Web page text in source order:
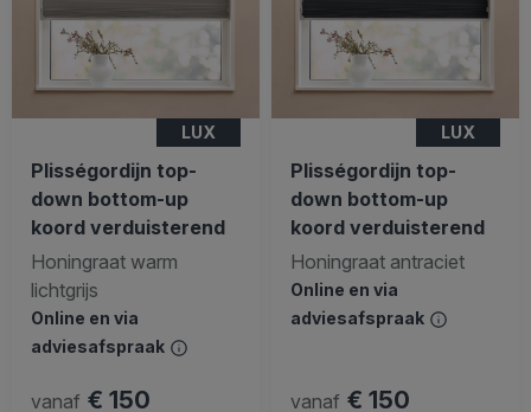
LUX
Plisségordijn top-
down bottom-up
koord verduisterend
Honingraat warm
lichtgrijs
Online en via
adviesafspraak
vanaf € 150
LUX
Plisségordijn top-
down bottom-up
koord verduisterend
Honingraat antraciet
Online en via
adviesafspraak
vanaf € 150